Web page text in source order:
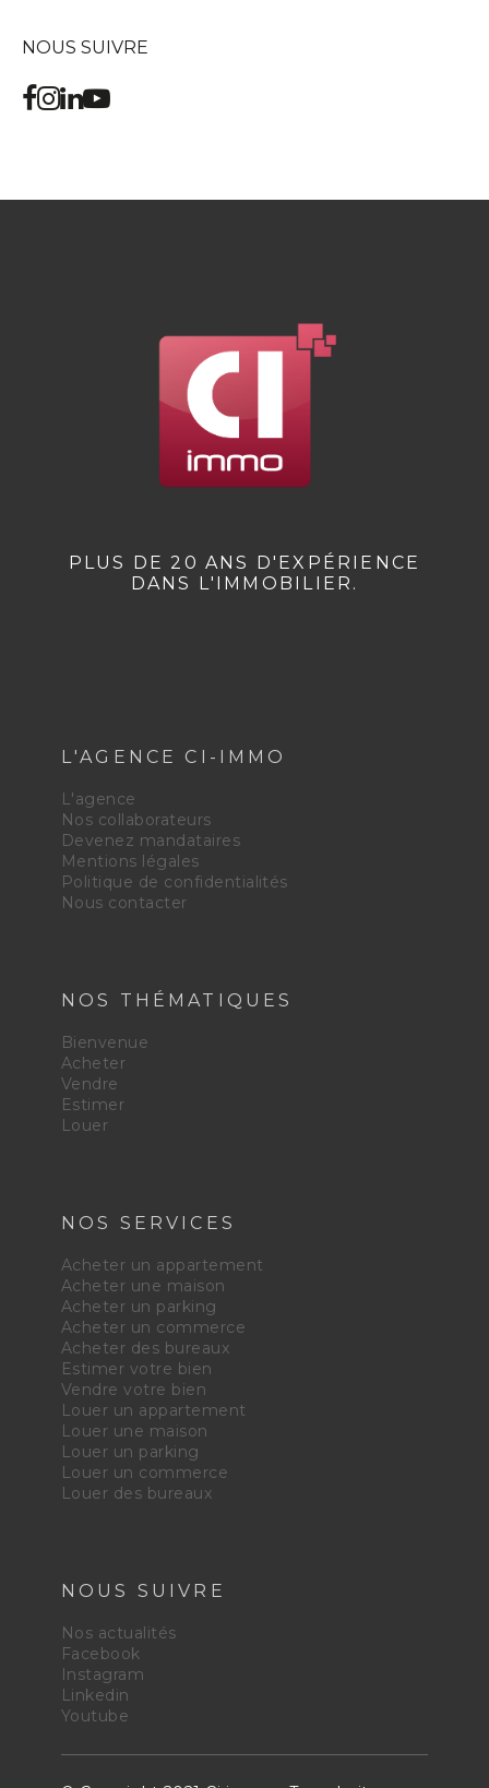
NOUS SUIVRE
PLUS DE 20 ANS D'EXPÉRIENCE
DANS L'IMMOBILIER.
L'AGENCE CI-IMMO
L'agence
Nos collaborateurs
Devenez mandataires
Mentions légales
Politique de confidentialités
Nous contacter
NOS THÉMATIQUES
Bienvenue
Acheter
Vendre
Estimer
Louer
NOS SERVICES
Acheter un appartement
Acheter une maison
Acheter un parking
Acheter un commerce
Acheter des bureaux
Estimer votre bien
Vendre votre bien
Louer un appartement
Louer une maison
Louer un parking
Louer un commerce
Louer des bureaux
NOUS SUIVRE
Nos actualités
Facebook
Instagram
Linkedin
Youtube